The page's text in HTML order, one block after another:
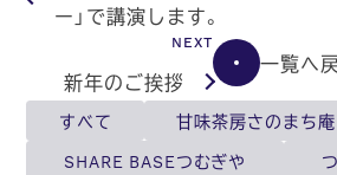
ー」で講演します。
NEXT
新年のご挨拶
一覧へ
すべて 甘味茶房さのまち庵
SHARE BASEつむぎや